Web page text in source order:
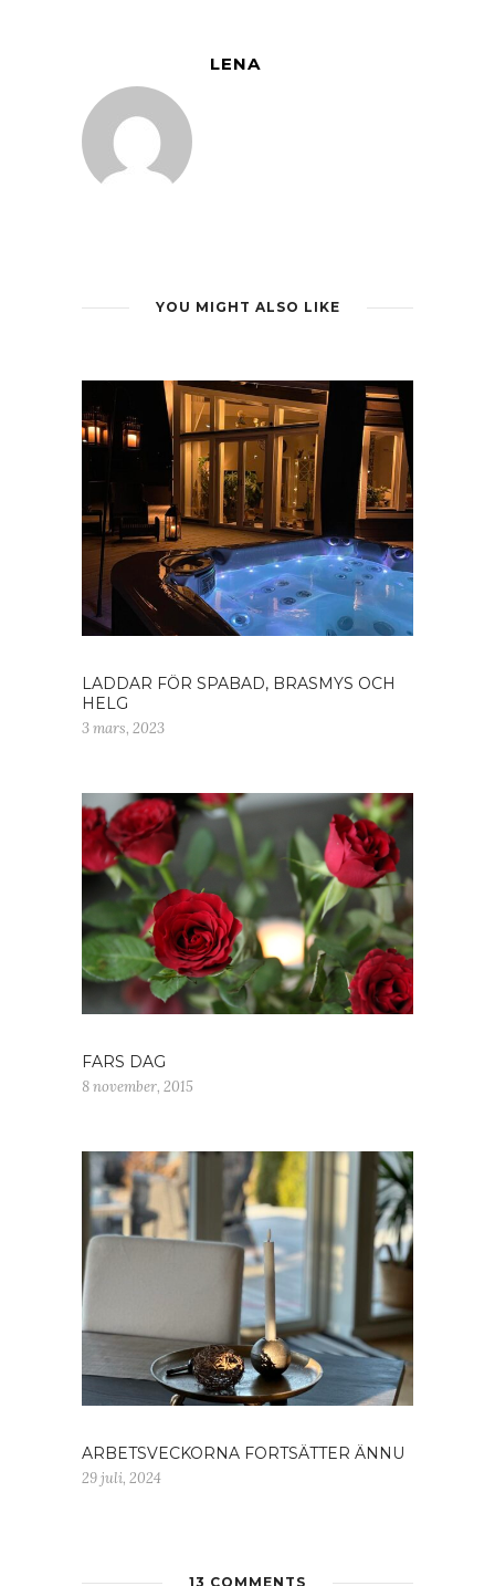
LENA
YOU MIGHT ALSO LIKE
LADDAR FÖR SPABAD, BRASMYS OCH
HELG
3 mars, 2023
FARS DAG
8 november, 2015
ARBETSVECKORNA FORTSÄTTER ÄNNU
29 juli, 2024
13 COMMENTS